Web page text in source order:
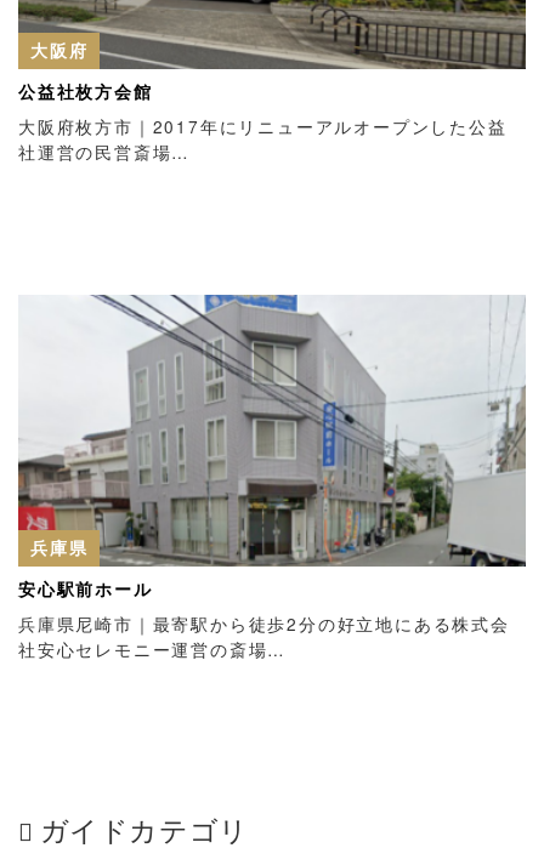
大阪府
公益社枚方会館
大阪府枚方市｜2017年にリニューアルオープンした公益
社運営の民営斎場…
兵庫県
安心駅前ホール
兵庫県尼崎市｜最寄駅から徒歩2分の好立地にある株式会
社安心セレモニー運営の斎場…
ガイドカテゴリ